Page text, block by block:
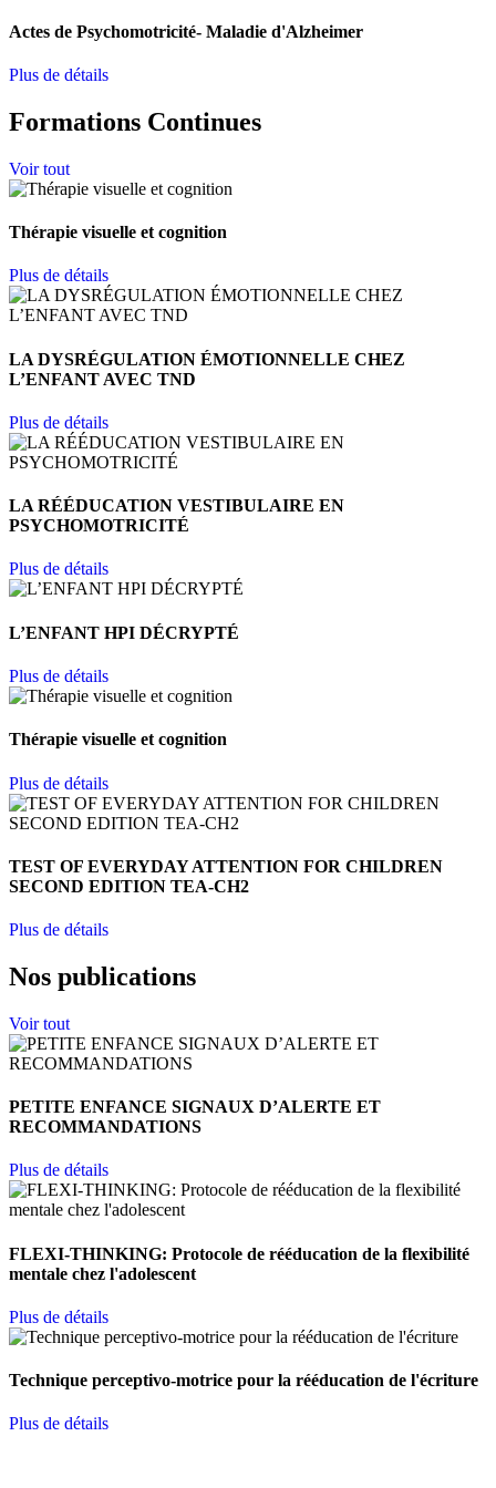
Actes de Psychomotricité- Maladie d'Alzheimer
Plus de détails
Formations Continues
Voir tout
Thérapie visuelle et cognition
Plus de détails
LA DYSRÉGULATION ÉMOTIONNELLE CHEZ
L’ENFANT AVEC TND
Plus de détails
LA RÉÉDUCATION VESTIBULAIRE EN
PSYCHOMOTRICITÉ
Plus de détails
L’ENFANT HPI DÉCRYPTÉ
Plus de détails
Thérapie visuelle et cognition
Plus de détails
TEST OF EVERYDAY ATTENTION FOR CHILDREN
SECOND EDITION TEA-CH2
Plus de détails
Nos publications
Voir tout
PETITE ENFANCE SIGNAUX D’ALERTE ET
RECOMMANDATIONS
Plus de détails
FLEXI-THINKING: Protocole de rééducation de la flexibilité
mentale chez l'adolescent
Plus de détails
Technique perceptivo-motrice pour la rééducation de l'écriture
Plus de détails